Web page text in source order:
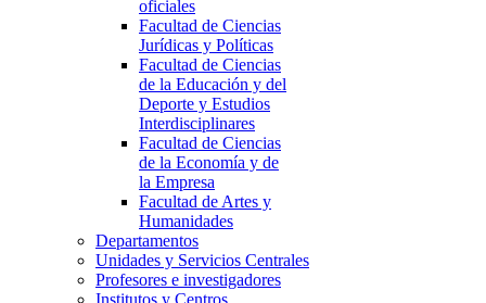
oficiales
Facultad de Ciencias
Jurídicas y Políticas
Facultad de Ciencias
de la Educación y del
Deporte y Estudios
Interdisciplinares
Facultad de Ciencias
de la Economía y de
la Empresa
Facultad de Artes y
Humanidades
Departamentos
Unidades y Servicios Centrales
Profesores e investigadores
Institutos y Centros